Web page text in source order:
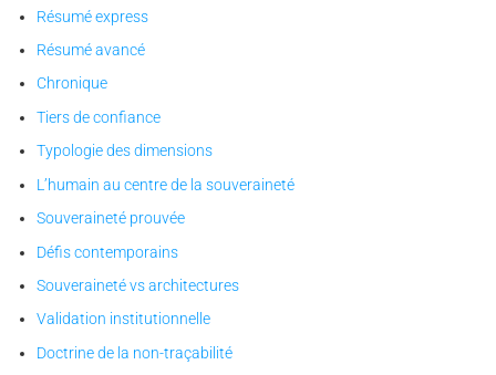
Résumé express
Résumé avancé
Chronique
Tiers de confiance
Typologie des dimensions
L’humain au centre de la souveraineté
Souveraineté prouvée
Défis contemporains
Souveraineté vs architectures
Validation institutionnelle
Doctrine de la non-traçabilité